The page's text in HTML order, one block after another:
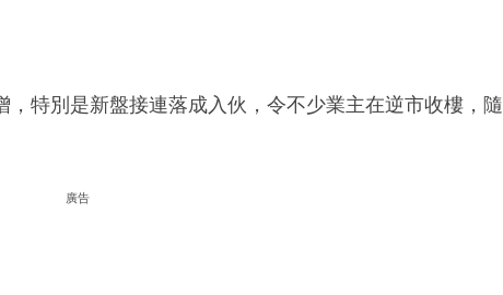
，特別是新盤接連落成入伙，令不少業主在逆市收樓，隨
廣告